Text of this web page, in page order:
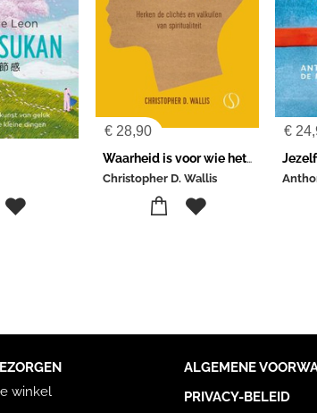
€28,90
Waarheid is voor wie het aandurft
Christopher D. Wallis
€
winkel
ALGEMENE
PRIVACY-BELEID